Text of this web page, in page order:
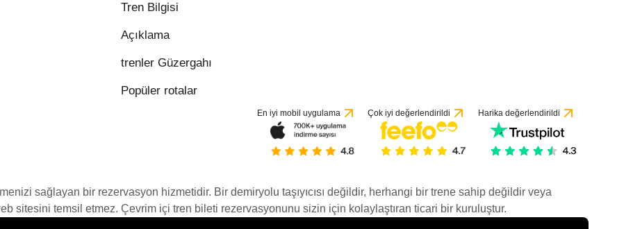
Tren Bilgisi
Açıklama
trenler Güzergahı
Popüler rotalar
En iyi mobil uygulama Çok iyi değerlendirildi Harika değerlendirildi
sağlayan bir rezervasyon hizmetidir. Bir demiryolu taşıyıcısı değildir, herhangi bir trene sahip değildir veya
sitesini temsil etmez. Çevrim içi tren bileti rezervasyonunu sizin için kolaylaştıran ticari bir kuruluştur.